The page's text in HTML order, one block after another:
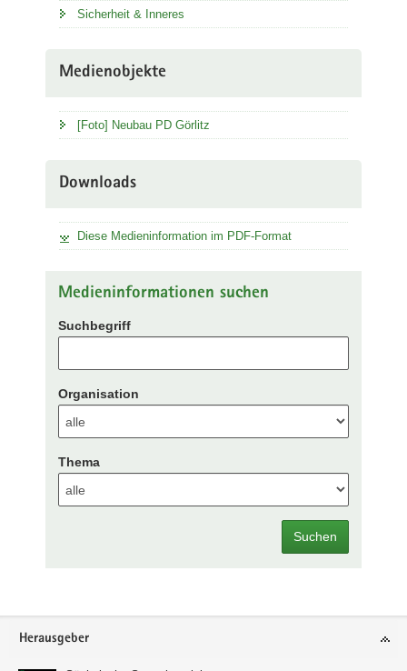
Sicherheit & Inneres
Medienobjekte
[Foto] Neubau PD Görlitz
Downloads
Diese Medieninformation im PDF-Format
Medieninformationen suchen
Suchbegriff
Organisation
Thema
Suchen
Footer-
Herausgeber